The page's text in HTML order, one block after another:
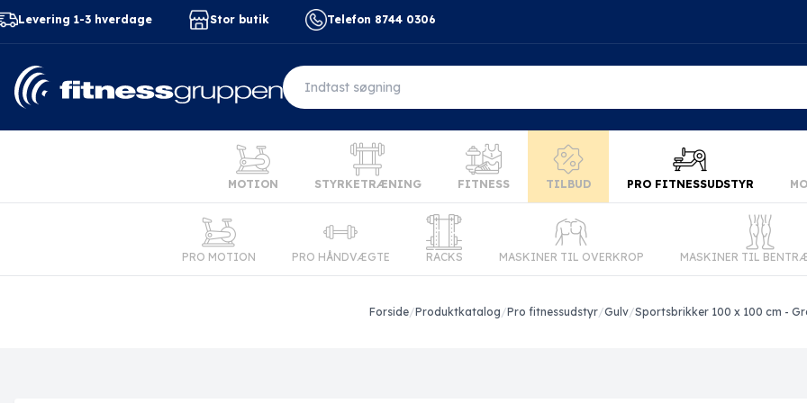
Levering 1-3 hverdage Stor butik Telefon 8744 0306
MOTION STYRKETRÆNING FITNESS TILBUD PRO FITNESSUDSTYR
PRO MOTION PRO HÅNDVÆGTE RACKS MASKINER TIL OVERKROP MASKINER TIL
Forside/Produktkatalog/Pro fitnessudstyr/Gulv/Sportsbrikker 100 x 100 cm -